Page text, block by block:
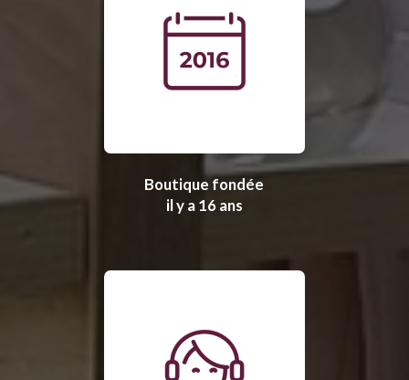
Boutique fondée
il y a 16 ans